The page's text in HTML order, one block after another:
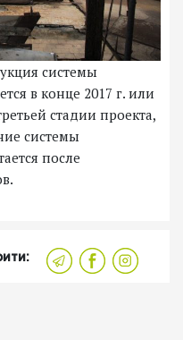
системы
в конце 2017 г. или
стадии проекта,
системы
после